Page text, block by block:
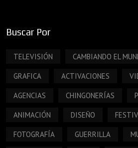
Buscar Por
TELEVISIÓN CAMBIANDO EL
GRAFICA ACTIVACIONES
AGENCIAS CHINGONERÍAS
ANIMACIÓN DISEÑO
FOTOGRAFÍA GUERRILLA